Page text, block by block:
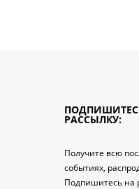
РАССЫЛКУ:
Получите всю
событиях,
Подпишитесь на